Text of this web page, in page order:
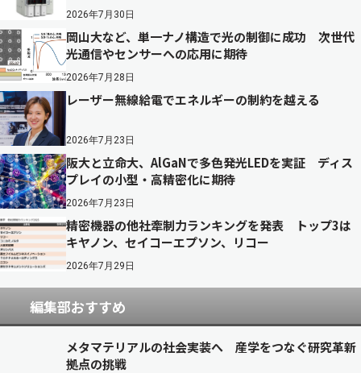
2026年7月30日
岡山大など、単一ナノ構造で光の制御に成功 次世代
光通信やセンサーへの応用に期待
2026年7月28日
レーザー無線給電でエネルギーの制約を越える
2026年7月23日
阪大と立命大、AlGaNで多色発光LEDを実証 ディス
プレイの小型・高精密化に期待
2026年7月23日
精密機器の他社牽制力ランキングを発表 トップ3は
キヤノン、セイコーエプソン、リコー
2026年7月29日
編集部おすすめ
メタマテリアルの社会実装へ 産学をつなぐ研究革新
拠点の挑戦